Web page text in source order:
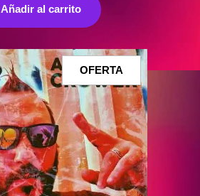
Añadir al carrito
OFERTA PRODUCTO
OFERTA